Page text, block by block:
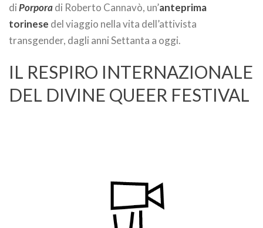
diPorporadi Roberto Cannavò, un’anteprima
torinese del viaggio nella vita dell’attivista
transgender, dagli anni Settanta a oggi.
IL RESPIRO INTERNAZIONALE
DEL DIVINE QUEER FESTIVAL